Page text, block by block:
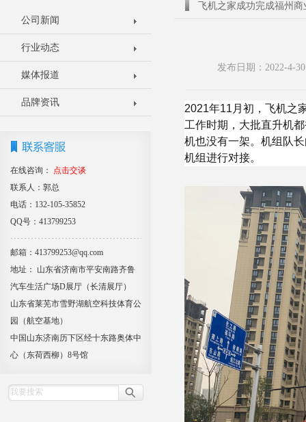
公司新闻
行业动态
媒体报道
品牌资讯
在线咨询：
点击交谈
联系人：郭总
电话：132-105-35852
QQ号：413799253
邮箱：413799253@qq.com
地址： 山东省济南市平安南路齐鲁
汽车生活广场D展厅（长清展厅）
山东省莱芜市雪野湖航空科技体育公
园（航空基地）
中国山东济南历下区经十东路奥体中
心（东荷西柳）8号馆
飞机之家成功完成福州
发布日期：2022-4-
2021年11月初，飞机之
工作时期，大批直升机
机也没有一架。机组队
机组进行对接。